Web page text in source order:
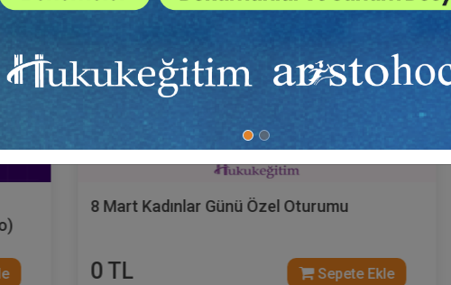
8 Mart Kadınlar Günü Özel Oturumu
0 TL Sepete Ekle